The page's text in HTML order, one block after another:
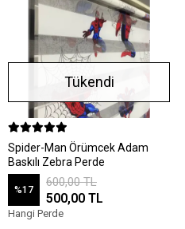
Tükendi
Spider-Man Örümcek Adam
Baskılı Zebra Perde
%17
600,00 TL
500,00 TL
Hangi Perde